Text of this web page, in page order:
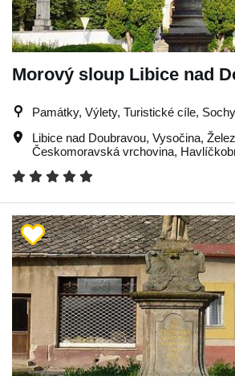
Morový sloup Libice nad
Památky, Výlety, Turistické cíle,
Libice nad Doubravou, Vysočina,
Českomoravská vrchovina,